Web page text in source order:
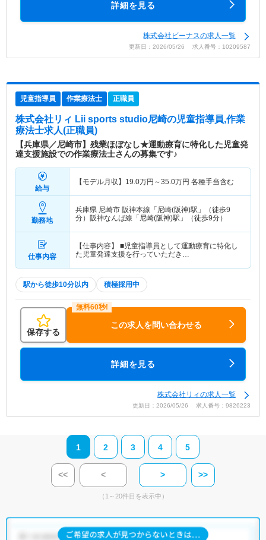
詳細を見る
株式会社ビーナスの求人一覧
更新日：2026/05/26 求人番号：10209587
児童指導員 作業療法士 正職員
株式会社リィ Lii sports studio尼崎の児童指導員,作業
療法士求人(正職員)
【兵庫県／尼崎市】残業ほぼなし★運動療育に特化した児童発
達支援施設での作業療法士さんの募集です♪
給与
【モデル月収】 19.0万円～35.0万円 各種手当含む
勤務地
兵庫県 尼崎市 阪神本線「尼崎(阪神)駅」（徒歩9
分）阪神なんば線「尼崎(阪神)駅」（徒歩9分）
仕事内容
【仕事内容】 ■児童指導員として運動療育に特化し
た児童発達支援を行っていただき…
駅から徒歩10分以内 積極採用中
保存する
この求人を問い合わせる
詳細を見る
株式会社リィの求人一覧
更新日：2026/05/26 求人番号：9826223
1 2 3 4 5
<< < > >>
（1～20件目を表示中）